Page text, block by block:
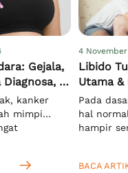
Gejala,
&
kanker
mimpi
ini
4
Libido
Utama &
Pada
hal
hampir
Menurut
BACA